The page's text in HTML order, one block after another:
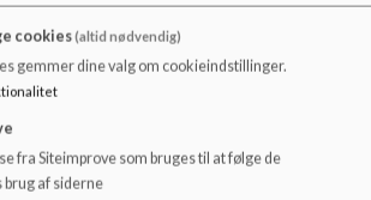
27.pdf
cookies(altid nødvendig)
gemmer dine valg om cookieindstillinger.
fra Siteimprove som bruges til at følge de
brug af siderne